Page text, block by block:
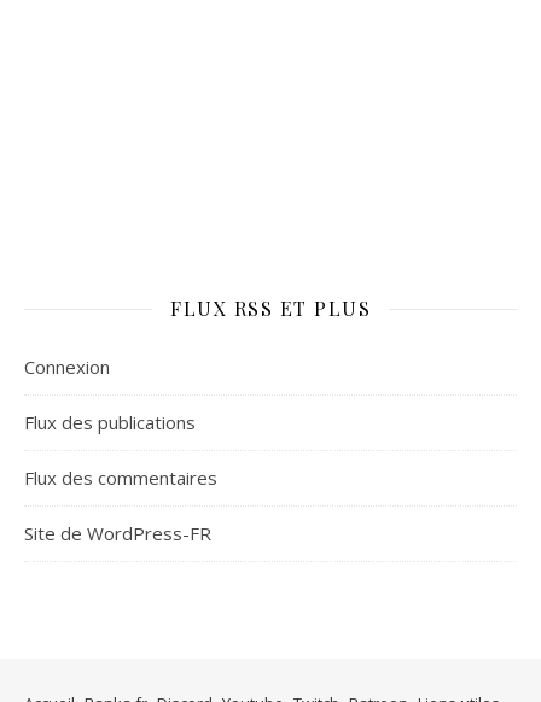
FLUX RSS ET PLUS
Connexion
Flux des publications
Flux des commentaires
Site de WordPress-FR